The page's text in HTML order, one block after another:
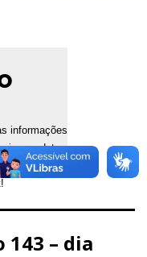
informações
a data
143 – dia